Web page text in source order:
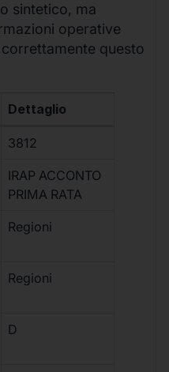
sintetico, ma
operative
questo
Dettaglio
3812
IRAP ACCONTO
PRIMA RATA
Regioni
Regioni
D